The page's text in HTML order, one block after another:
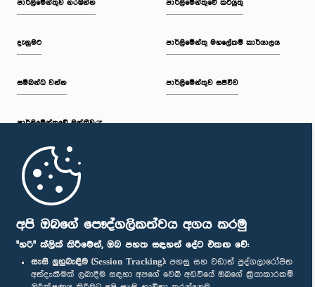
අපි ඔබගේ පෞද්ගලිකත්වය අගය කරමු
"හරි" ක්ලික් කිරීමෙන්, ඔබ පහත සඳහන් දේට එකඟ වේ:
සැසි ලුහුබැඳීම (Session Tracking): පහසු සහ වඩාත් පුද්ගලාරෝපිත
අත්දැකීමක් ලබාදීම සඳහා අපගේ වෙබ් අඩවියේ ඔබගේ ක්‍රියාකාරකම්
පාර්ලි‌මේන්තුව නරඹන්න
දැනුමට
සම්බන්ධ වන්න
පාර්ලි‌මේන්තුවේ මන්ත්‍රීවරු
මුල් පිටුව
පාර්ලිමේන්තුවේ කටයුතු
පාර්ලිමේන්තු මහලේකම් කාර්යාලය
පාර්ලිමේන්තුව සජීවීව
පාර්ලිමේන්තු ජංගම යෙදුම